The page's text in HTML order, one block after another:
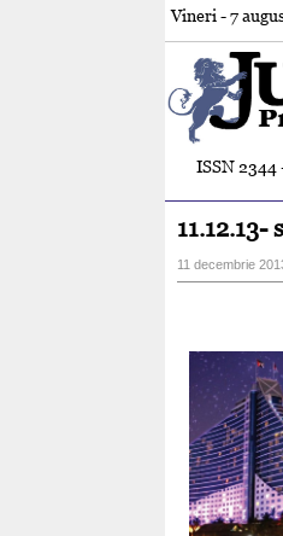
Vineri - 7
ISSN 2344
11.12.13-
11 decembrie